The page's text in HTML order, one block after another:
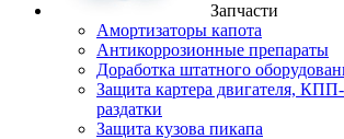
Запчасти
Амортизаторы капота
Антикоррозионные препараты
Доработка штатного
Защита картера двигателя,
раздатки
Защита кузова пикапа